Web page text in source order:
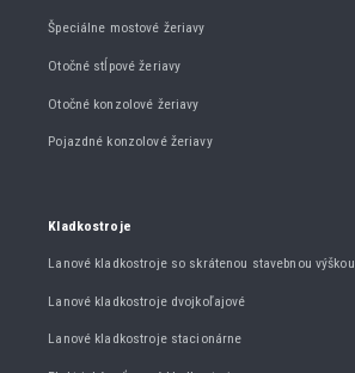
Špeciálne mostové žeriavy
Otočné stĺpové žeriavy
Otočné konzolové žeriavy
Pojazdné konzolové žeriavy
Kladkostroje
Lanové kladkostroje so skrátenou stavebnou výškou
Lanové kladkostroje dvojkoľajové
Lanové kladkostroje stacionárne